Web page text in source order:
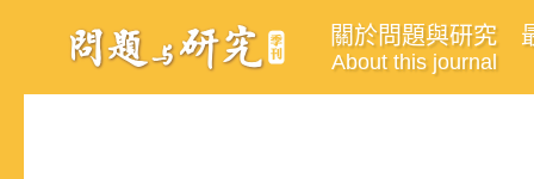
關於問題與研究
About this journal